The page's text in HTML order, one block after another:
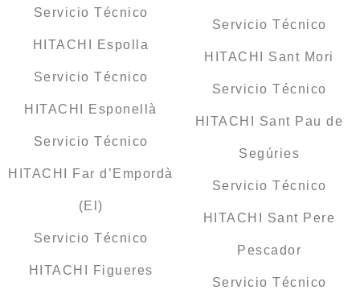
Servicio Técnico
HITACHI Espolla
Servicio Técnico
HITACHI Esponellà
Servicio Técnico
HITACHI Far d’Empordà
(El)
Servicio Técnico
HITACHI Figueres
Servicio Técnico
HITACHI Sant Mori
Servicio Técnico
HITACHI Sant Pau de
Segúries
Servicio Técnico
HITACHI Sant Pere
Pescador
Servicio Técnico